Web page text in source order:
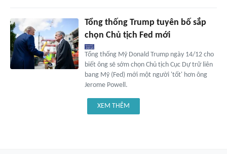
Tổng thống Trump tuyên bố sắp
chọn Chủ tịch Fed mới
Tổng thống Mỹ Donald Trump ngày 14/12 cho
biết ông sẽ sớm chọn Chủ tịch Cục Dự trữ liên
bang Mỹ (Fed) mới một người 'tốt' hơn ông
Jerome Powell.
XEM THÊM